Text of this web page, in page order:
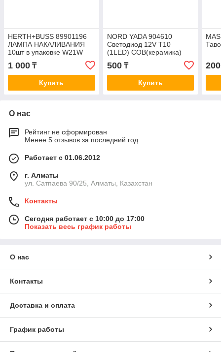
HERTH+BUSS 89901196
ЛАМПА НАКАЛИВАНИЯ
10шт в упаковке W21W
1 000 ₸
Купить
NORD YADA 904610
Cветодиод 12V T10
(1LED) COB(керамика)
W5W (W2.1x9.5d) белый
1W 80lm
500₸
Купить
200
О нас
Рейтинг не сформирован
Менее 5 отзывов за последний год
Работает с 01.06.2012
г. Алматы
ул. Сатпаева 90/25, Алматы, Казахстан
Контакты
Сегодня работает с 10:00 до 17:00
Показать весь график работы
О нас
Контакты
Доставка и оплата
График работы